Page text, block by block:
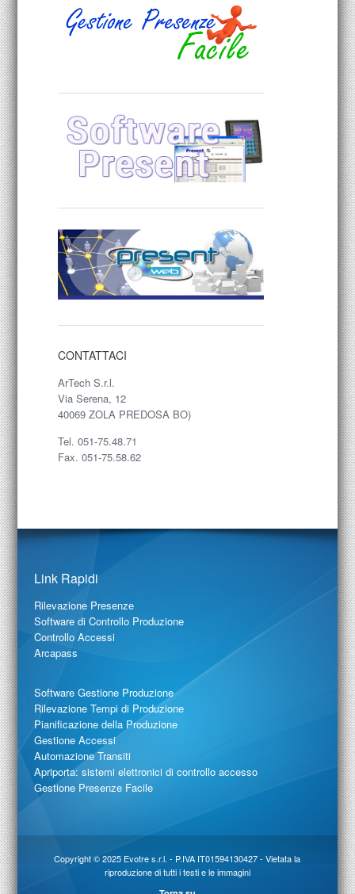
CONTATTACI
ArTech S.r.l.
Via Serena, 12
40069 ZOLA PREDOSA BO)
Tel. 051-75.48.71
Fax. 051-75.58.62
Link Rapidi
Rilevazione Presenze
Software di Controllo Produzione
Controllo Accessi
Arcapass
Software Gestione Produzione
Rilevazione Tempi di Produzione
Pianificazione della Produzione
Gestione Accessi
Automazione Transiti
Apriporta: sistemi elettronici di controllo accesso
Gestione Presenze Facile
Copyright © 2025 Evotre s.r.l. - P.IVA IT01594130427 - Vietata la
riproduzione di tutti i testi e le immagini